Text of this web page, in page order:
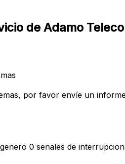
de Adamo
por favor envíe un
0 senales de